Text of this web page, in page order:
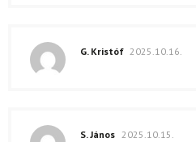
G. Kristóf 2025.10.16.
S. János 2025.10.15.